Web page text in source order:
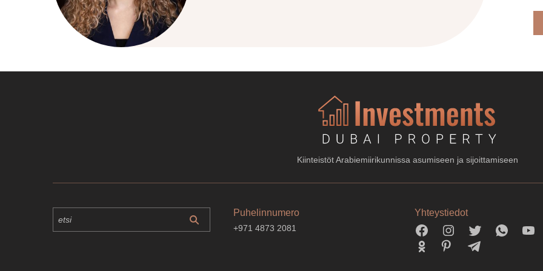
Kiinteistöt Arabiemiirikunnissa asumiseen ja sijoittamiseen
Puhelinnumero
+971 4873 2081
Yhteystiedot